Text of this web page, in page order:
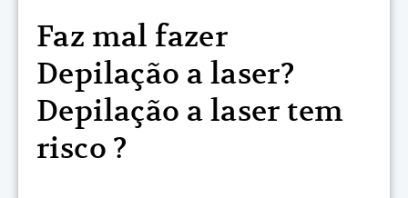
Faz mal fazer
Depilação a laser?
Depilação a laser tem
risco ?